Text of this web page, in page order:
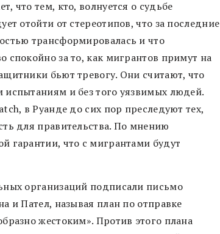
что тем, кто, волнуется о судьбе
отойти от стереотипов, что за последние
трансформировалась и что
спокойно за то, как мигрантов примут на
бьют тревогу. Они считают, что
испытаниям и без того уязвимых людей.
в Руанде до сих пор преследуют тех,
для правительства. По мнению
гарантии, что с мигрантами будут
организаций подписали письмо
и Пател, называя план по отправке
жестоким». Против этого плана